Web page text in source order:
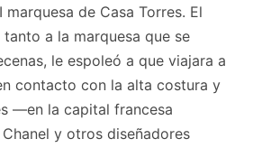
de Casa Torres. El
a la marquesa que se
le espoleó a que viajara a
contacto con la alta costura y
—en la capital francesa
y otros diseñadores